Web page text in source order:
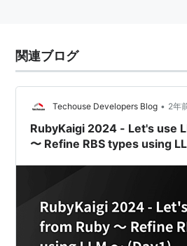
関連ブログ
Techouse Developers Blog • 2年
RubyKaigi 2024 - Let's use
〜 Refine RBS types using